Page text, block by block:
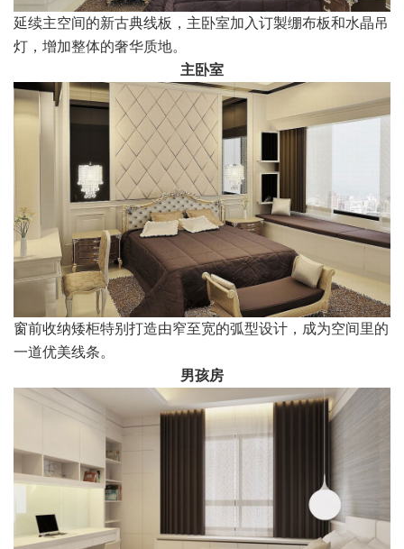
延续主空间的新古典线板，主卧室加入订製绷布板和水晶吊
灯，增加整体的奢华质地。
主卧室
窗前收纳矮柜特别打造由窄至宽的弧型设计，成为空间里的
一道优美线条。
男孩房